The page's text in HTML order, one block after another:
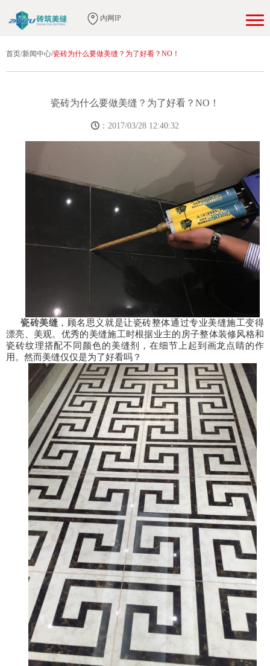
内网IP
首页/新闻中心/瓷砖为什么要做美缝？为了好看？NO！
瓷砖为什么要做美缝？为了好看？NO！
：2017/03/28 12:40:32
瓷砖美缝 ，顾名思义就是让瓷砖整体通过专业美缝施工变得
漂亮、美观。优秀的美缝施工时根据业主的房子整体装修风格和
瓷砖纹理搭配不同颜色的美缝剂，在细节上起到画龙点睛的作
用。然而美缝仅仅是为了好看吗？